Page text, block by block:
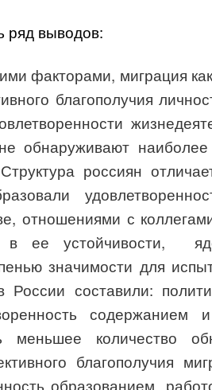
ряд выводов:
факторами, миграция
благополучия
наиболее
Структура россиян
отношениями с
ее устойчивости,
значимости для
составили:
содержанием
количество
благополучия
образованием,